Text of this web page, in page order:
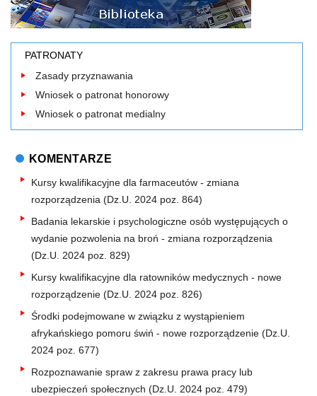
PATRONATY
Zasady przyznawania
Wniosek o patronat honorowy
Wniosek o patronat medialny
KOMENTARZE
Kursy kwalifikacyjne dla farmaceutów - zmiana
rozporządzenia (Dz.U. 2024 poz. 864)
Badania lekarskie i psychologiczne osób występujących o
wydanie pozwolenia na broń - zmiana rozporządzenia
(Dz.U. 2024 poz. 829)
Kursy kwalifikacyjne dla ratowników medycznych - nowe
rozporządzenie (Dz.U. 2024 poz. 826)
Środki podejmowane w związku z wystąpieniem
afrykańskiego pomoru świń - nowe rozporządzenie (Dz.U.
2024 poz. 677)
Rozpoznawanie spraw z zakresu prawa pracy lub
ubezpieczeń społecznych (Dz.U. 2024 poz. 479)